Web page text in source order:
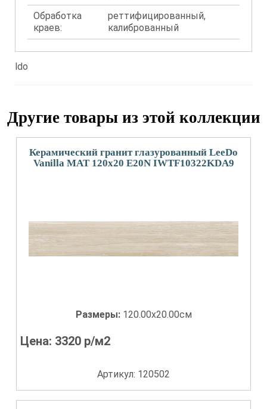
Обработка
краев:
реттифицированный,
калиброванный
ldo
Другие товары из этой коллекции
Керамический гранит глазурованный LeeDo
Vanilla MAT 120x20 E20N IWTF10322KDA9
Размеры: 120.00x20.00см
Цена: 3320 р/м2
Артикул: 120502